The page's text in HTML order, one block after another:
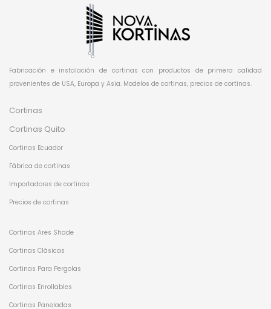
Fabricación e instalación de cortinas con productos de primera calidad
provenientes de USA, Europa y Asia. Modelos de cortinas, precios de cortinas.
Cortinas
Cortinas Quito
Cortinas Ecuador
Fábrica de cortinas
Importadores de cortinas
Precios de cortinas
Cortinas Ares Shade
Cortinas Clásicas
Cortinas Para Pergolas
Cortinas Enrollables
Cortinas Paneladas